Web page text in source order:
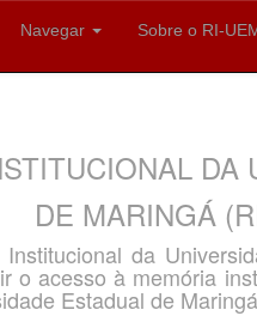
Navegar Sobre o RI-
DA
DE MARINGÁ
da
o acesso à memória
Estadual de